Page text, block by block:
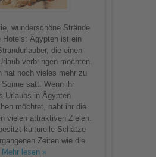
wunderschöne Strände
Hotels: Ägypten ist ein
die einen
verbringen möchten.
hat noch vieles mehr zu
Sonne satt. Wenn ihr
Urlaubs in Ägypten
möchtet, habt ihr die
vielen attraktiven Zielen.
kulturelle Schätze
Zeiten wie die
Mehr lesen »